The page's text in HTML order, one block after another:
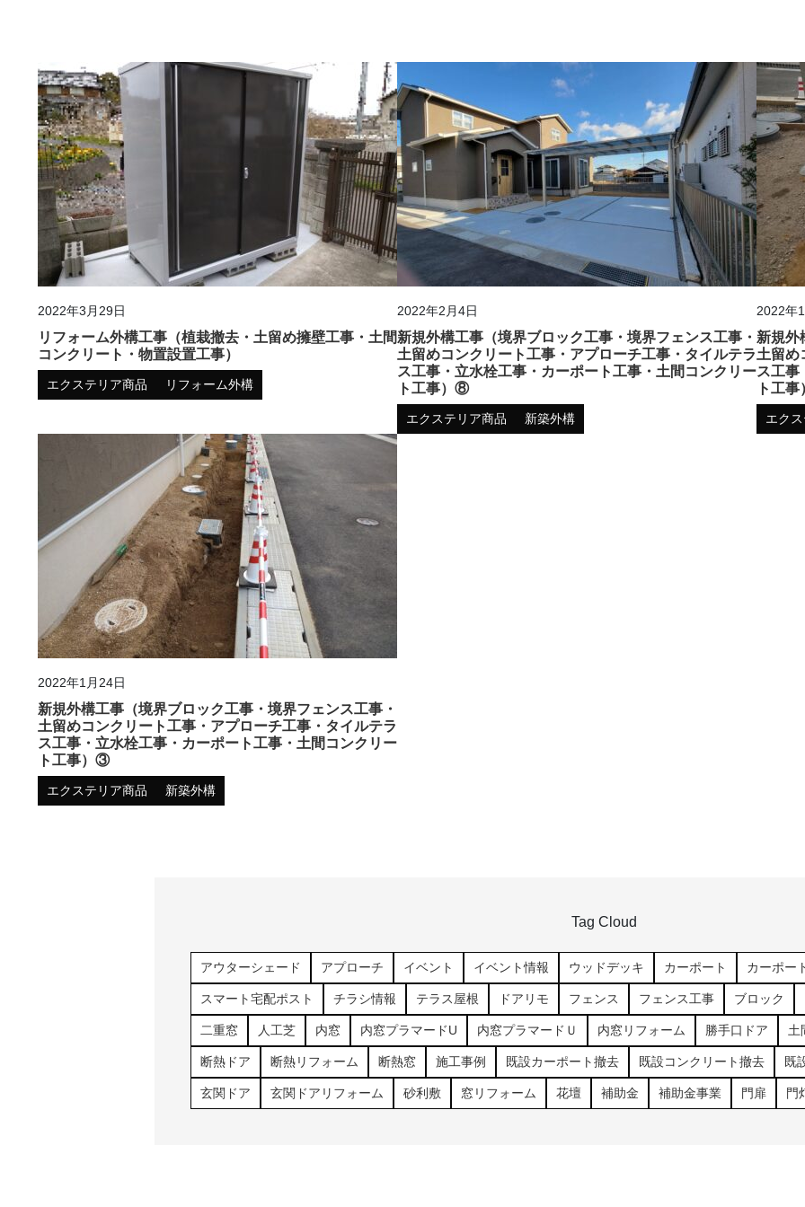
2022年3月29日
リフォーム外構工事（植栽撤去・土留め擁壁工事・土間
コンクリート・物置設置工事）
エクステリア商品 リフォーム外構
2022年2月4日
新規外構工事（境界ブロック工事・境界フェンス工事・
土留めコンクリート工事・アプローチ工事・タイルテラ
ス工事・立水栓工事・カーポート工事・土間コンクリー
ト工事）⑧
エクステリア商品 新築外構
2022年
新規外
土留め
ス工事
ト工
エク
2022年1月24日
新規外構工事（境界ブロック工事・境界フェンス工事・
土留めコンクリート工事・アプローチ工事・タイルテラ
ス工事・立水栓工事・カーポート工事・土間コンクリー
ト工事）③
エクステリア商品 新築外構
Tag Cloud
アウターシェード アプローチ イベント イベント情報 ウッドデッキ カーポート カーポー
スマート宅配ポスト チラシ情報 テラス屋根 ドアリモ フェンス フェンス工事 ブロック
二重窓 人工芝 内窓 内窓プラマードU 内窓プラマードＵ 内窓リフォーム 勝手口ドア 土
断熱ドア 断熱リフォーム 断熱窓 施工事例 既設カーポート撤去 既設コンクリート撤去 既
玄関ドア 玄関ドアリフォーム 砂利敷 窓リフォーム 花壇 補助金 補助金事業 門扉 門